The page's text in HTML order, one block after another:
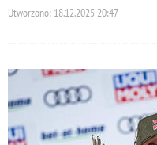
Utworzono: 18.12.2025 20:47